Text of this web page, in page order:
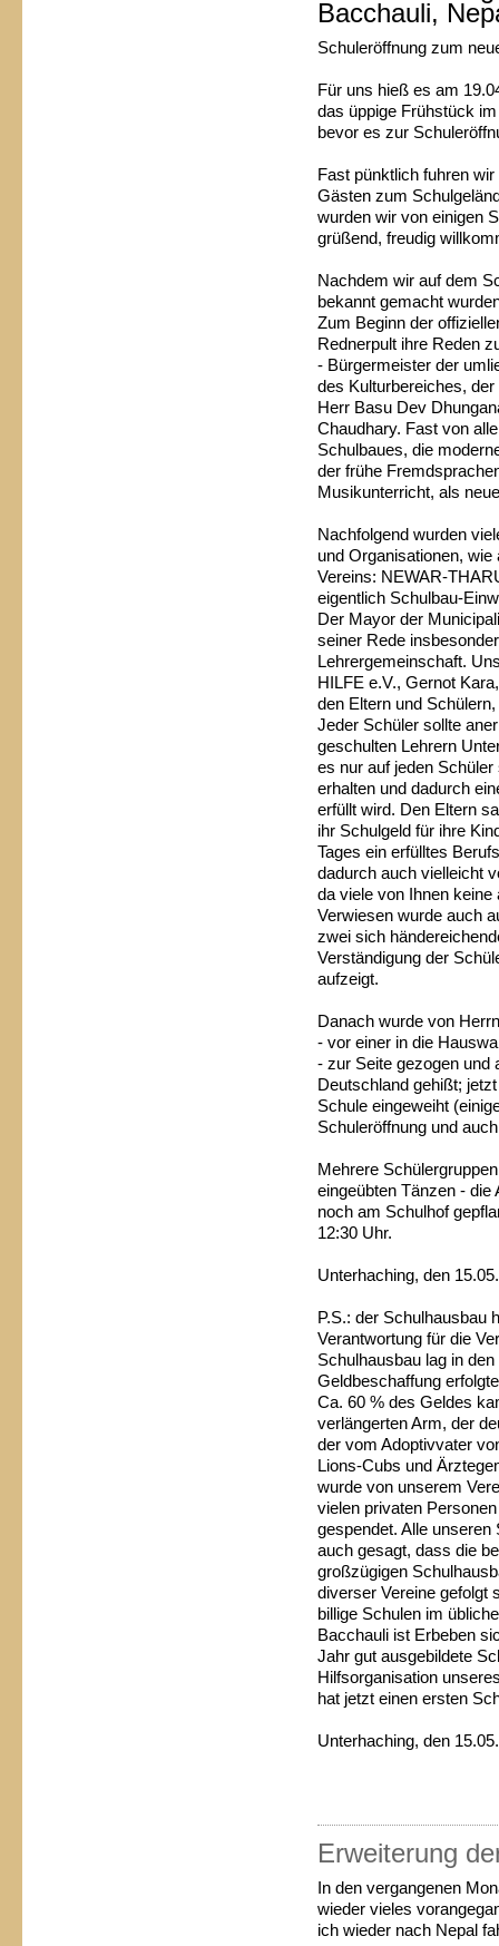
Bacchauli,
Schuleröffnung zum
Für uns hieß es am
das üppige Frühstück
bevor es zur
Fast pünktlich fuhren
Gästen zum
wurden wir von einigen
grüßend, freudig
Nachdem wir auf dem
bekannt gemacht
Zum Beginn der
Rednerpult ihre Reden
- Bürgermeister der
des Kulturbereiches,
Herr Basu Dev
Chaudhary. Fast von
Schulbaues, die
der frühe
Musikunterricht, als
Nachfolgend wurden
und Organisationen,
Vereins: NEWAR-
eigentlich Schulbau-
Der Mayor der
seiner Rede
Lehrergemeinschaft.
HILFE e.V., Gernot
den Eltern und
Jeder Schüler sollte
geschulten Lehrern
es nur auf jeden
erhalten und dadurch
erfüllt wird. Den Eltern
ihr Schulgeld für ihre
Tages ein erfülltes
dadurch auch vielleicht
da viele von Ihnen
Verwiesen wurde auch
zwei sich
Verständigung der
aufzeigt.
Danach wurde von
- vor einer in die
- zur Seite gezogen und
Deutschland gehißt;
Schule eingeweiht
Schuleröffnung und
Mehrere
eingeübten Tänzen -
noch am Schulhof
12:30 Uhr.
Unterhaching, den
P.S.: der Schulhausbau
Verantwortung für die
Schulhausbau lag in
Geldbeschaffung
Ca. 60 % des Geldes
verlängerten Arm, der
der vom Adoptivvater
Lions-Cubs und
wurde von unserem
vielen privaten
gespendet. Alle
auch gesagt, dass die
großzügigen
diverser Vereine gefolgt
billige Schulen im
Bacchauli ist Erbeben
Jahr gut ausgebildete
Hilfsorganisation
hat jetzt einen ersten
Unterhaching, den
Erweiterung
n den vergangenen
wieder vieles
ich wieder nach Nepal